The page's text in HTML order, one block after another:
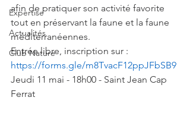
Expertise
Actualités
Club Nature
afin de pratiquer son activité favorite
tout en préservant la faune et la faune
méditerranéennes.
Entrée libre, inscription sur :
https://forms.gle/m8TvacF12ppJFbSB9
Jeudi 11 mai - 18h00 - Saint Jean Cap
Ferrat